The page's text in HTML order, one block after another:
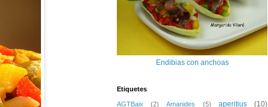
Endibias con anchoas
Etiquetes
AGTBaix (2) Amanides (5) aperitius (10)